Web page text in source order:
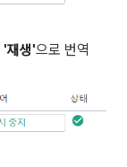
'재생'으로 번역